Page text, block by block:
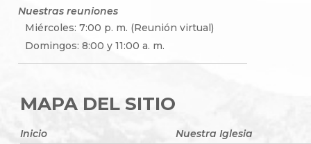
Nuestras reuniones
Miércoles: 7:00 p. m. (Reunión virtual)
Domingos: 8:00 y 11:00 a. m.
MAPA DEL SITIO
Inicio Nuestra Iglesia